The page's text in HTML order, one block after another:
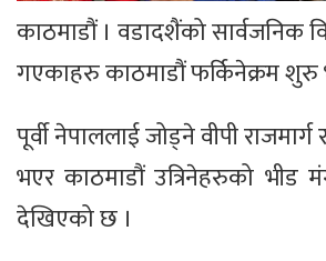
काठमाडौं । वडादशैंको सार्वजनिक
गएकाहरु काठमाडौं फर्किनेक्रम
पूर्वी नेपाललाई जोड्ने वीपी
भएर काठमाडौं उत्रिनेहरुको भीड
देखिएको छ ।